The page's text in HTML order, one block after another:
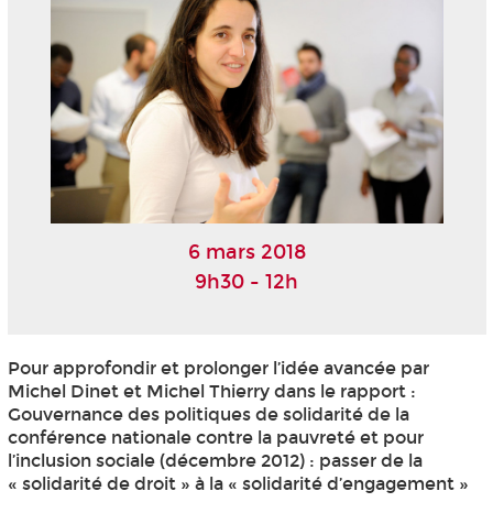
6 mars 2018
9h30 - 12h
Pour approfondir et prolonger l’idée avancée par
Michel Dinet et Michel Thierry dans le rapport :
Gouvernance des politiques de solidarité de la
conférence nationale contre la pauvreté et pour
l’inclusion sociale (décembre 2012) : passer de la
« solidarité de droit » à la « solidarité d’engagement »